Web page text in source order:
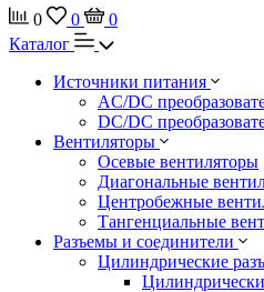
0 0
0
Каталог
Источники питания
AC/DC
DC/DC
Вентиляторы
Осевые вентиляторы
Диагональные
Центробежные
Тангенциальные
Разъемы и соединители
Цилиндрические